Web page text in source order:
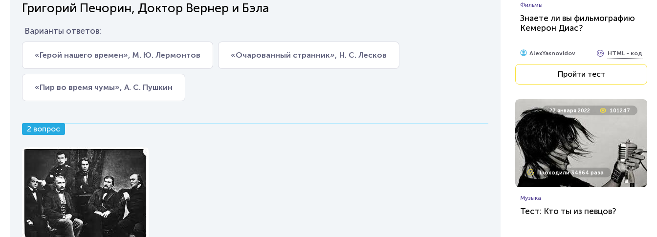
Григорий Печорин, Доктор Вернер и Бэла
Варианты ответов:
«Герой нашего времен», М. Ю. Лермонтов «Очарованный странник», Н. С. Лесков
«Пир во время чумы», А. С. Пушкин
2 вопрос
Фильмы
Знаете ли вы фильмографию
Кемерон Диас?
AlexYasnovidov HTML - код
Пройти тест
27 января 2022 101247
Проходили 34864 раза
Музыка
Тест: Кто ты из певцов?